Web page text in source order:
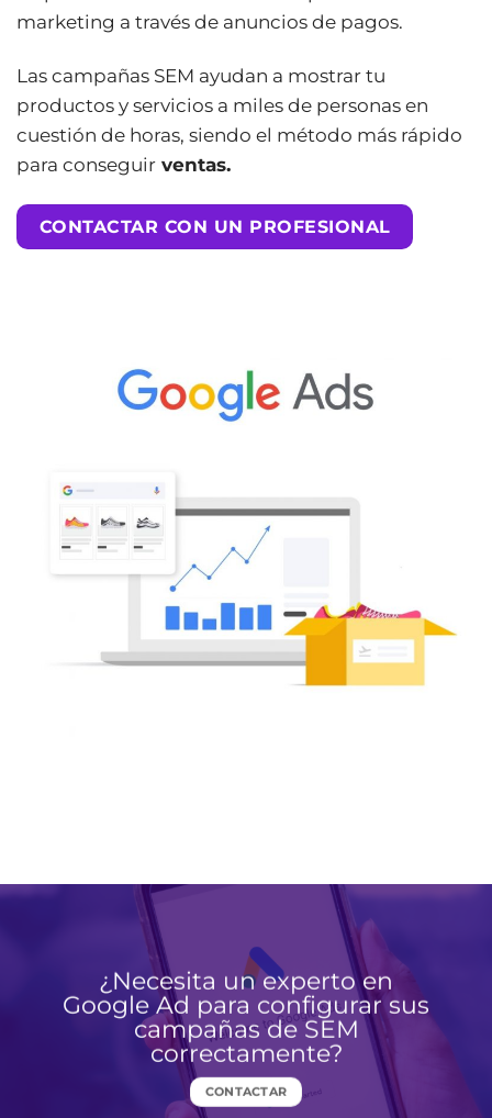
marketing a través de anuncios de pagos.
Las campañas SEM ayudan a mostrar tu
productos y servicios a miles de personas en
cuestión de horas, siendo el método más rápido
para conseguir ventas.
CONTACTAR CON UN PROFESIONAL
¿Necesita un experto en
Google Ad para configurar sus
campañas de SEM
correctamente?
CONTACTAR